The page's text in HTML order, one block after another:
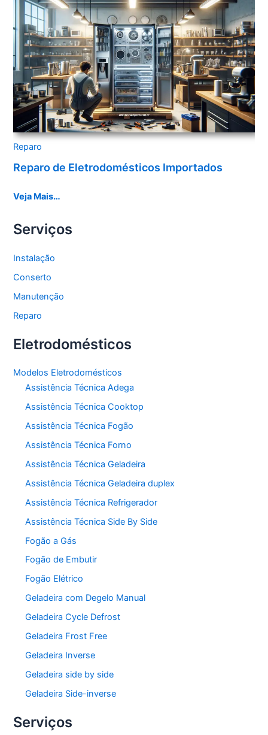
Reparo
Reparo de Eletrodomésticos Importados
Veja Mais…
Serviços
Instalação
Conserto
Manutenção
Reparo
Eletrodomésticos
Modelos Eletrodomésticos
Assistência Técnica Adega
Assistência Técnica Cooktop
Assistência Técnica Fogão
Assistência Técnica Forno
Assistência Técnica Geladeira
Assistência Técnica Geladeira duplex
Assistência Técnica Refrigerador
Assistência Técnica Side By Side
Fogão a Gás
Fogão de Embutir
Fogão Elétrico
Geladeira com Degelo Manual
Geladeira Cycle Defrost
Geladeira Frost Free
Geladeira Inverse
Geladeira side by side
Geladeira Side-inverse
Serviços